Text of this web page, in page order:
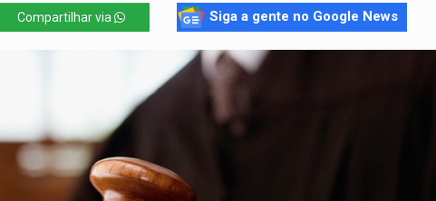
Compartilhar via Siga a gente no Google News